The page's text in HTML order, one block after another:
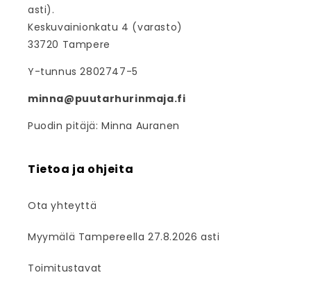
asti).
Keskuvainionkatu 4 (varasto)
33720 Tampere
Y-tunnus 2802747-5
minna@puutarhurinmaja.fi
Puodin pitäjä: Minna Auranen
Tietoa ja ohjeita
Ota yhteyttä
Myymälä Tampereella 27.8.2026 asti
Toimitustavat